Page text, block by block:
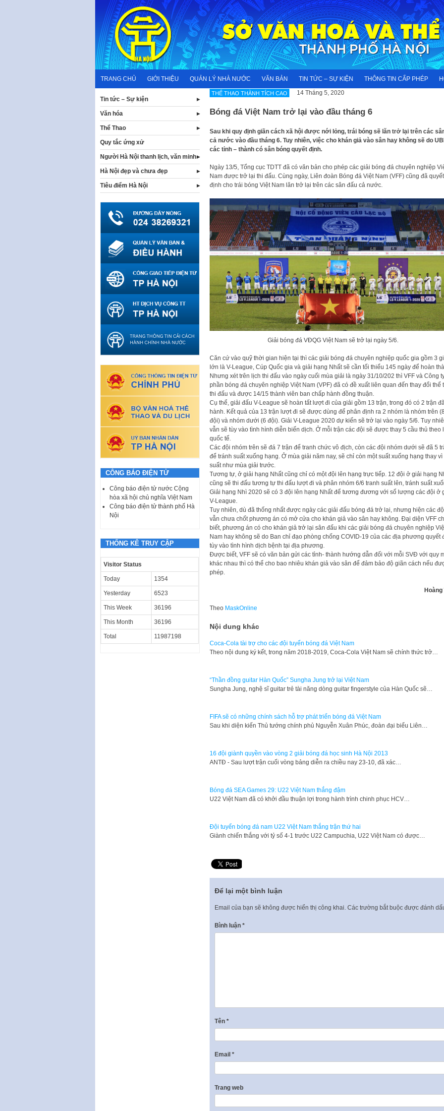
content
TRANG CHỦ GIỚI THIỆU QUẢN LÝ NHÀ NƯỚC VĂN BẢN TIN TỨC – SỰ KIỆN THÔNG TIN CẤP PHÉP
THẾ THAO THÀNH TÍCH CAO 14 Tháng 5, 2020
Bóng đá Việt Nam trở lại vào đầu tháng 6
Sau khi quy định giãn cách xã hội được nới lỏng, trái bóng sẽ lăn trở lại trên các
cả nước vào đầu tháng 6. Tuy nhiên, việc cho khán giả vào sân hay không sẽ do
các tỉnh – thành có sân bóng quyết định.
Ngày 13/5, Tổng cục TDTT đã có văn bản cho phép các giải bóng đá chuyên nghiệp
Nam được trở lại thi đấu. Cùng ngày, Liên đoàn Bóng đá Việt Nam (VFF) cũng đã quyết
định cho trái bóng Việt Nam lăn trở lại trên các sân đấu cả nước.
Giải bóng đá VĐQG Việt Nam sẽ trở lại ngày 5/6.
Căn cứ vào quỹ thời gian hiện tại thì các giải bóng đá chuyên nghiệp quốc gia gồm 3
lớn là V-League, Cúp Quốc gia và giải hạng Nhất sẽ cần tối thiểu 145 ngày để hoàn
Nhưng xét trên lịch thi đấu vào ngày cuối mùa giải là ngày 31/10/202 thì VFF và Công
phần bóng đá chuyên nghiệp Việt Nam (VPF) đã có đề xuất liên quan đến thay đổi thể
thi đấu và được 14/15 thành viên ban chấp hành đồng thuận.
Cụ thể, giải đấu V-League sẽ hoàn tất lượt đi của giải gồm 13 trận, trong đó có 2 trận
hành. Kết quả của 13 trận lượt đi sẽ được dùng để phân định ra 2 nhóm là nhóm trên (8
đội) và nhóm dưới (6 đội). Giải V-League 2020 dự kiến sẽ trở lại vào ngày 5/6. Tuy
vẫn sẽ tùy vào tình hình diễn biến dịch. Ở mỗi trận các đội sẽ được thay 5 cầu thủ theo
quốc tế.
Các đội nhóm trên sẽ đá 7 trận để tranh chức vô địch, còn các đội nhóm dưới sẽ đã 5
để tránh suất xuống hạng. Ở mùa giải năm nay, sẽ chỉ còn một suất xuống hạng thay vì
suất như mùa giải trước.
Tương tự, ở giải hạng Nhất cũng chỉ có một đội lên hạng trực tiếp. 12 đội ở giải hạng
cũng sẽ thi đấu tương tự thi đấu lượt đi và phân nhóm 6/6 tranh suất lên, tránh suất
Giải hạng Nhì 2020 sẽ có 3 đội lên hạng Nhất để tương đương với số lượng các đội ở
V-League.
Tuy nhiên, dù đã thống nhất được ngày các giải đấu bóng đá trở lại, nhưng hiện các
vẫn chưa chốt phương án có mở cửa cho khán giả vào sân hay không. Đại diện VFF
biết, phương án có cho khán giả trở lại sân đấu khi các giải bóng đá chuyên nghiệp
Nam hay không sẽ do Ban chỉ đạo phòng chống COVID-19 của các địa phương quyết
tùy vào tình hình dịch bệnh tại địa phương.
Được biết, VFF sẽ có văn bản gửi các tỉnh- thành hướng dẫn đối với mỗi SVĐ với quy
khác nhau thì có thể cho bao nhiêu khán giả vào sân để đảm bảo độ giãn cách nếu
phép.
Theo MaskOnline
Nội dung khác
Coca-Cola tài trợ cho các đội tuyển bóng đá Việt Nam
Theo nội dung ký kết, trong năm 2018-2019, Coca-Cola Việt Nam sẽ chính thức trở…
“Thần đồng guitar Hàn Quốc” Sungha Jung trở lại Việt Nam
Sungha Jung, nghệ sĩ guitar trẻ tài năng dòng guitar fingerstyle của Hàn Quốc sẽ…
FIFA sẽ có những chính sách hỗ trợ phát triển bóng đá Việt Nam
Sau khi diện kiến Thủ tướng chính phủ Nguyễn Xuân Phúc, đoàn đại biểu Liên…
16 đội giành quyền vào vòng 2 giải bóng đá học sinh Hà Nội 2013
​ANTĐ - Sau lượt trận cuối vòng bảng diễn ra chiều nay 23-10, đã xác…
Bóng đá SEA Games 29: U22 Việt Nam thắng đậm
U22 Việt Nam đã có khởi đầu thuận lợi trong hành trình chinh phục HCV…
Đội tuyển bóng đá nam U22 Việt Nam thắng trận thứ hai
Giành chiến thắng với tỷ số 4-1 trước U22 Campuchia, U22 Việt Nam có được…
Để lại một bình luận
Email của bạn sẽ không được hiển thị công khai. Các trường bắt buộc được đánh
Bình luận *
Tên *
Email *
Trang web
Tin tức – Sự kiện
Văn hóa
Thể Thao
Quy tắc ứng xử
Người Hà Nội thanh lịch, văn minh
Hà Nội đẹp và chưa đẹp
Tiêu điểm Hà Nội
CÔNG BÁO ĐIỆN TỬ
Công báo điện tử nước Cộng
hòa xã hội chủ nghĩa Việt Nam
Công báo điện tử thành phố Hà
Nội
THỐNG KÊ TRUY CẬP
Visitor Status
Today 1354
Yesterday 6523
This Week 36196
This Month 36196
Total 11987198